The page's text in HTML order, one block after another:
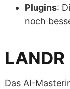
Plugins:
noch
Das AI-